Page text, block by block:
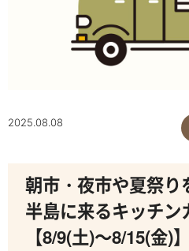
2025.08.08
朝市・夜市や夏祭り
半島に来るキッチン
【8/9(土)～8/15(金)】